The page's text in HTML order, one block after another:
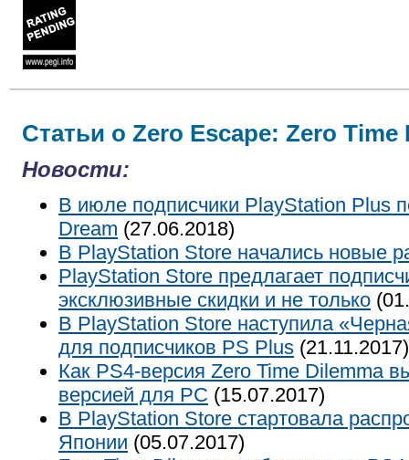
Статьи о Zero Escape: Zero Time
Новости:
В июле подписчики PlayStation Plus
Dream (27.06.2018)
В PlayStation Store начались новые
PlayStation Store предлагает
эксклюзивные скидки и не только
В PlayStation Store наступила
для подписчиков PS Plus (21.11.2017)
Как PS4-версия Zero Time Dilemma
версией для РС (15.07.2017)
В PlayStation Store стартовала
Японии (05.07.2017)